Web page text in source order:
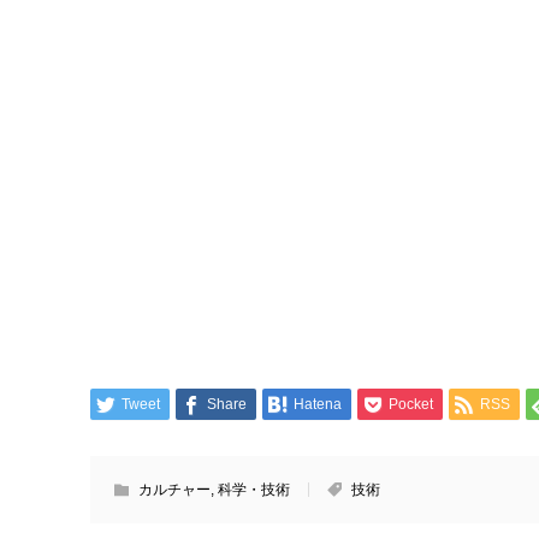
Tweet Share Hatena Pocket RSS
カルチャー, 科学・技術 技術